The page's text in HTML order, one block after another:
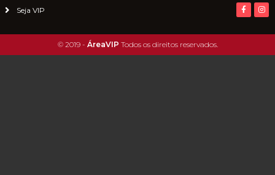
Seja VIP
© 2019 - ÁreaVIP Todos os direitos reservados.